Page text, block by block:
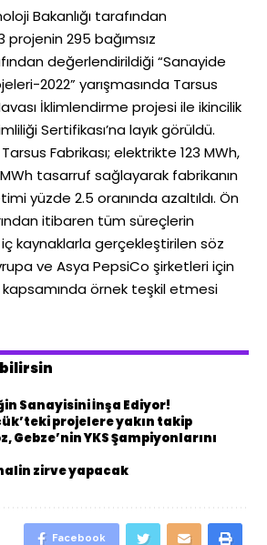
Bakanlığı tarafından
295 bağımsız
değerlendirildiği “Sanayide
2022” yarışmasında Tarsus
İklimlendirme projesi ile ikincilik
Sertifikası’na layık görüldü.
Fabrikası; elektrikte 123 MWh,
tasarruf sağlayarak fabrikanın
yüzde 2.5 oranında azaltıldı. Ön
itibaren tüm süreçlerin
kaynaklarla gerçekleştirilen söz
ve Asya PepsiCo şirketleri için
örnek teşkil etmesi
Sanayisini İnşa Ediyor!
projelere yakın takip
Gebze’nin YKS Şampiyonlarını
zirve yapacak
Facebook